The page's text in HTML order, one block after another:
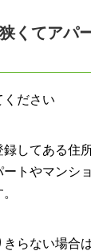
くてアパ
ださい
録してある住
トやマンシ
らない場合